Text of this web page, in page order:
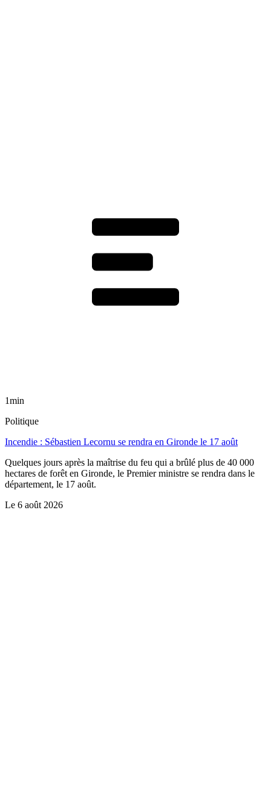
1min
Politique
Incendie : Sébastien Lecornu se rendra en Gironde le 17 août
Quelques jours après la maîtrise du feu qui a brûlé plus de 40 000
hectares de forêt en Gironde, le Premier ministre se rendra dans le
département, le 17 août.
Le 6 août 2026